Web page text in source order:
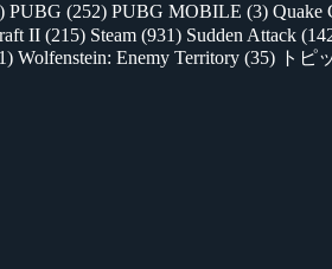
PUBG (252) PUBG MOBILE (3) Quake
II (215) Steam (931) Sudden Attack
Wolfenstein: Enemy Territory (35) トピ